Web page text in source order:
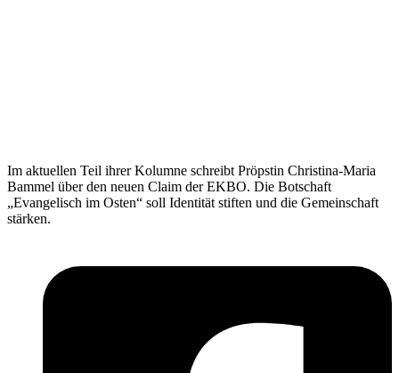
Im aktuellen Teil ihrer Kolumne schreibt Pröpstin Christina-Maria
Bammel über den neuen Claim der EKBO. Die Botschaft
„Evangelisch im Osten“ soll Identität stiften und die Gemeinschaft
stärken.